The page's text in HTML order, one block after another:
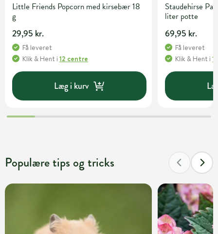
Little Friends Popcorn med kirsebær 18
g
29,95 kr.
Få leveret
Klik & Hent i 12 centre
Læg i kurv
Staudehirse
liter potte
69,95 kr.
Få leveret
Klik & Hent i
Populære tips og tricks